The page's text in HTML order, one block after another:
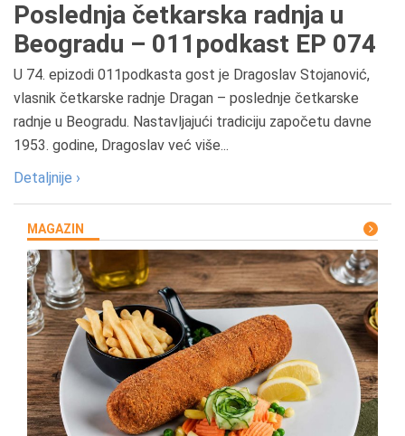
Poslednja četkarska radnja u
Beogradu – 011podkast EP 074
U 74. epizodi 011podkasta gost je Dragoslav Stojanović,
vlasnik četkarske radnje Dragan – poslednje četkarske
radnje u Beogradu. Nastavljajući tradiciju započetu davne
1953. godine, Dragoslav već više...
Detaljnije ›
MAGAZIN